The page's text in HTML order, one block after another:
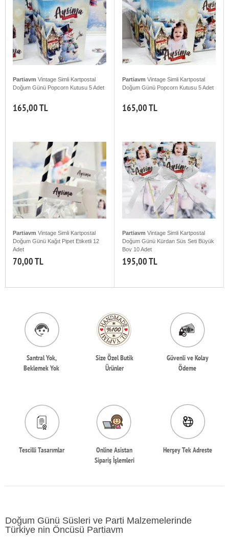
Partiavm Vintage Simli Kartpostal
Doğum Günü Popcorn Kutusu 5 Adet
165,00 TL
Partiavm Vintage Simli Kartpostal
Doğum Günü Popcorn Kutusu 5 Adet
165,00 TL
Partiavm Vintage Simli Kartpostal
Doğum Günü Kağıt Pipet Etiketli 12
Adet
70,00 TL
Partiavm Vintage Simli Kartpostal
Doğum Günü Kürdan Süs Seti Büyük
Boy 10 Adet
195,00 TL
Santral Yok,
Beklemek Yok
Size Özel Butik
Ürünler
Güvenli ve Kolay
Ödeme
Tescilli Tasarımlar
Online Asistan
Sipariş İşlemleri
Herşey Tek Adreste
Doğum Günü Süsleri ve Parti Malzemelerinde
Türkiye nin Öncüsü Partiavm